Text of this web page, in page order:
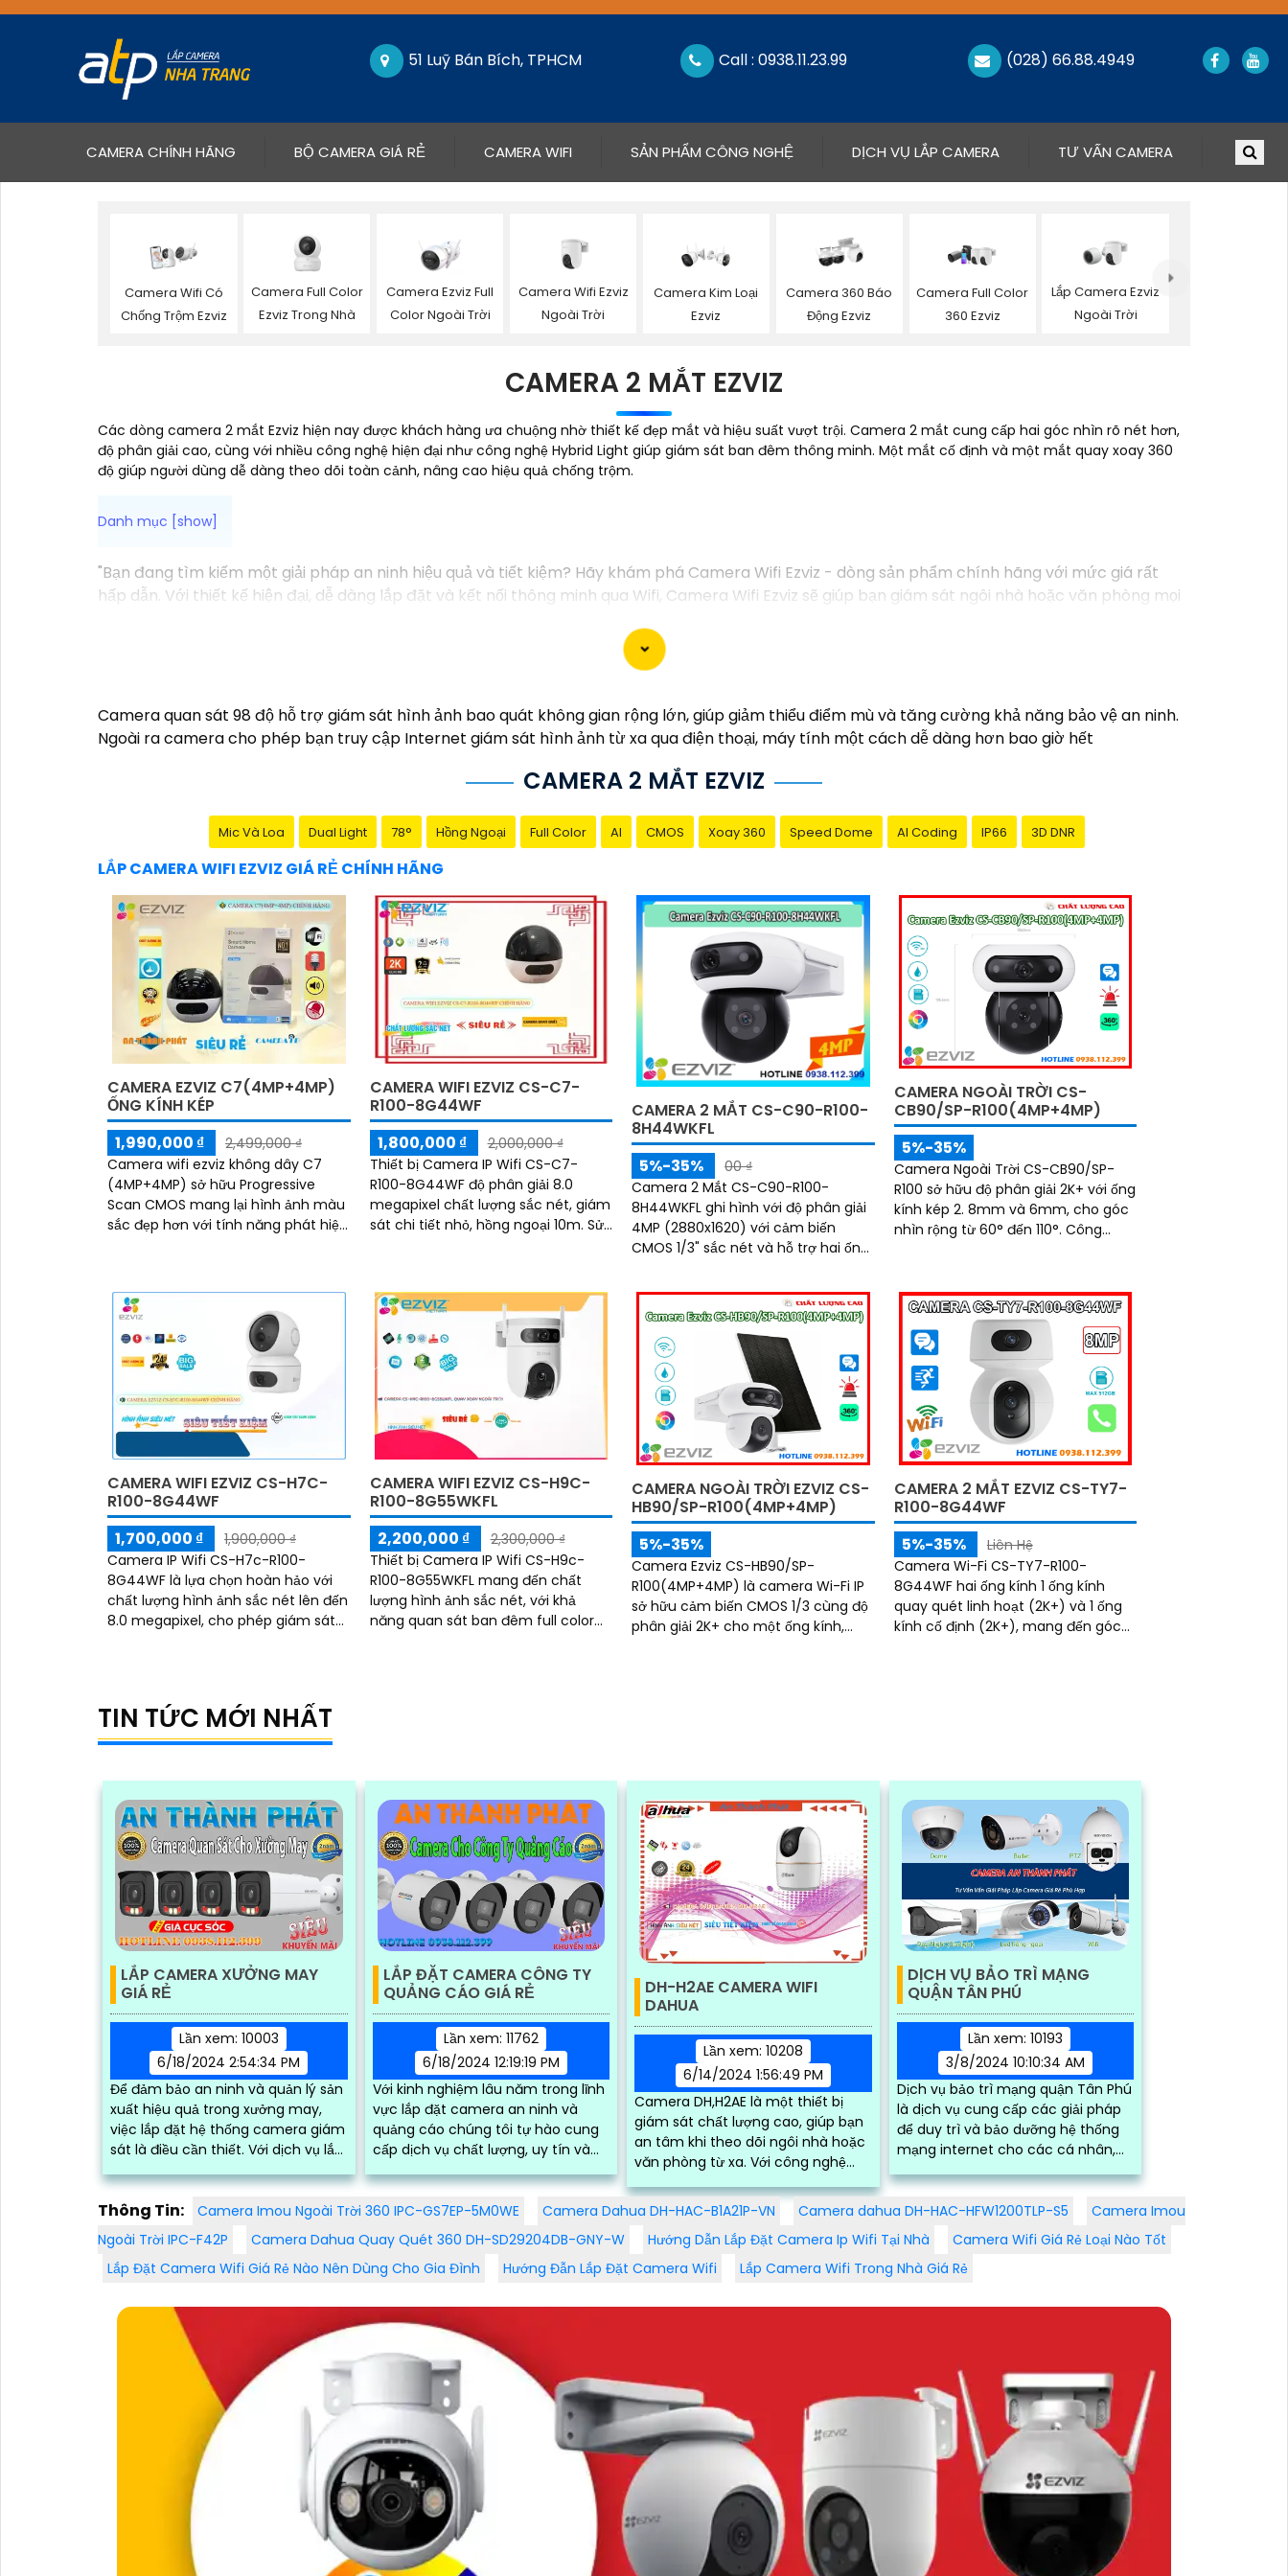
51 Luỹ Bán Bích, TPHCM Call : 0938.11.23.99 (028) 66.88.4949
CAMERA CHÍNH HÃNG(CURRENT)BỘ CAMERA GIÁ RẺ CAMERA WIFI SẢN PHẨM CÔNG NGHỆ DỊCH VỤ LẮP CAMERA TƯ VẤN CAMERA
Camera Wifi Có
Chống Trộm Ezviz
Camera Full Color
Ezviz Trong Nhà
Camera Ezviz Full
Color Ngoài Trời
Camera Wifi Ezviz
Ngoài Trời
Camera Kim Loại
Ezviz
Camera 360 Báo
Động Ezviz
Camera Full Color
360 Ezviz
Lắp Camera Ezviz
Ngoài Trời
CAMERA 2 MẮT EZVIZ
Các dòng camera 2 mắt Ezviz hiện nay được khách hàng ưa chuộng nhờ thiết kế đẹp mắt và hiệu suất vượt trội. Camera 2 mắt cung cấp hai góc nhìn rõ nét hơn,
độ phân giải cao, cùng với nhiều công nghệ hiện đại như công nghệ Hybrid Light giúp giám sát ban đêm thông minh. Một mắt cố định và một mắt quay xoay 360
độ giúp người dùng dễ dàng theo dõi toàn cảnh, nâng cao hiệu quả chống trộm.
"Bạn đang tìm kiếm một giải pháp an ninh hiệu quả và tiết kiệm? Hãy khám phá Camera Wifi Ezviz - dòng sản phẩm chính hãng với mức giá rất
hấp dẫn. Với thiết kế hiện đại, dễ dàng lắp đặt và kết nối thông minh qua Wifi, Camera Wifi Ezviz sẽ giúp bạn giám sát ngôi nhà hoặc văn phòng mọi
Không chỉ vậy, sản phẩm cũng mang lại chất lượng hình ảnh sắc nét và độ phân giải cao, cho phép bạn theo dõi mọi hoạt động một cách dễ dàng.
Đừng bỏ lỡ cơ hội sở hữu Camera Wifi Ezviz giá rẻ chính hãng để bảo vệ tài sản và gia đình của bạn ngay hôm nay!"
Camera quan sát 98 độ hỗ trợ giám sát hình ảnh bao quát không gian rộng lớn, giúp giảm thiểu điểm mù và tăng cường khả năng bảo vệ an ninh.
Ngoài ra camera cho phép bạn truy cập Internet giám sát hình ảnh từ xa qua điện thoại, máy tính một cách dễ dàng hơn bao giờ hết
CAMERA 2 MẮT EZVIZ
Mic Và Loa Dual Light 78° Hồng Ngoại Full Color AI CMOS Xoay 360 Speed Dome AI Coding IP66 3D DNR
LẮP CAMERA WIFI EZVIZ GIÁ RẺ CHÍNH HÃNG
CAMERA EZVIZ C7(4MP+4MP)
ỐNG KÍNH KÉP
1,990,000 ₫
2,499,000 ₫
Camera wifi ezviz không dây C7
(4MP+4MP) sở hữu Progressive
Scan CMOS mang lại hình ảnh màu
sắc đẹp hơn với tính năng phát hiện
ngoại 10m sự tích hợp của micro và
loa màu sắc sáng đẹp 8.0 MP giúp
phân biệt người một cách chính
xác công nghệ xử lý hình ảnh thiếu
sáng cùng hồng ngoại Smart IR ban
đêm mang lại chất lượng ảnh rõ nét
và sắc sảo
CAMERA WIFI EZVIZ CS-C7-
R100-8G44WF
1,800,000 ₫
2,000,000 ₫
Thiết bị Camera IP Wifi CS-C7-
R100-8G44WF độ phân giải 8.0
megapixel chất lượng sắc nét, giám
sát chi tiết nhỏ, hồng ngoại 10m. Sử
CAMERA 2 MẮT CS-C90-R100-
8H44WKFL
5%-35%
00 ₫
Camera 2 Mắt CS-C90-R100-
8H44WKFL ghi hình với độ phân giải
4MP (2880x1620) với cảm biến
CMOS 1/3" sắc nét và hỗ trợ hai ống
ban đêm IR 30m và ban...
CAMERA NGOÀI TRỜI CS-
CB90/SP-R100(4MP+4MP)
5%-35%
Camera Ngoài Trời CS-CB90/SP-
R100 sở hữu độ phân giải 2K+ với ống
kính kép 2. 8mm và 6mm, cho góc
nhìn rộng từ 60° đến 110°. Công
CAMERA WIFI EZVIZ CS-H7C-
R100-8G44WF
1,700,000 ₫
1,900,000 ₫
Camera IP Wifi CS-H7c-R100-
8G44WF là lựa chọn hoàn hảo với
chất lượng hình ảnh sắc nét lên đến
8.0 megapixel, cho phép giám sát
CAMERA WIFI EZVIZ CS-H9C-
R100-8G55WKFL
2,200,000 ₫
2,300,000 ₫
Thiết bị Camera IP Wifi CS-H9c-
R100-8G55WKFL mang đến chất
lượng hình ảnh sắc nét, với khả
năng quan sát ban đêm full color
CAMERA NGOÀI TRỜI EZVIZ CS-
HB90/SP-R100(4MP+4MP)
5%-35%
Camera Ezviz CS-HB90/SP-
R100(4MP+4MP) là camera Wi-Fi IP
sở hữu cảm biến CMOS 1/3 cùng độ
phân giải 2K+ cho một ống kính,
CAMERA 2 MẮT EZVIZ CS-TY7-
R100-8G44WF
5%-35%
Liên Hệ
Camera Wi-Fi CS-TY7-R100-
8G44WF hai ống kính 1 ống kính
quay quét linh hoạt (2K+) và 1 ống
kính cố định (2K+), mang đến góc
TIN TỨC MỚI NHẤT
LẮP CAMERA XƯỞNG MAY
GIÁ RẺ
Lần xem: 10003
6/18/2024 2:54:34 PM
Để đảm bảo an ninh và quản lý sản
xuất hiệu quả trong xưởng may,
việc lắp đặt hệ thống camera giám
sát là điều cần thiết. Với dịch vụ lắp
camera xưởng may giá rẻ của
chúng tôi,...
LẮP ĐẶT CAMERA CÔNG TY
QUẢNG CÁO GIÁ RẺ
Lần xem: 11762
6/18/2024 12:19:19 PM
Với kinh nghiệm lâu năm trong lĩnh
vực lắp đặt camera an ninh và
quảng cáo chúng tôi tự hào cung
cấp dịch vụ chất lượng, uy tín và
giá cả phải chăng. Đội ngũ kỹ thuật
viên chuyên...
DH-H2AE CAMERA WIFI
DAHUA
Lần xem: 10208
6/14/2024 1:56:49 PM
Camera DH,H2AE là một thiết bị
giám sát chất lượng cao, giúp bạn
an tâm khi theo dõi ngôi nhà hoặc
văn phòng từ xa. Với công nghệ
kết nối và kiểm soát từ xa thông
qua ứng dụng di động chỉ bằng vài
thao tác đơn giản
DỊCH VỤ BẢO TRÌ MẠNG
QUẬN TÂN PHÚ
Lần xem: 10193
3/8/2024 10:10:34 AM
Dịch vụ bảo trì mạng quận Tân Phú
là dịch vụ cung cấp các giải pháp
để duy trì và bảo dưỡng hệ thống
mạng internet cho các cá nhân,
doanh nghiệp, tổ chức tại quận
Tân Phú, thành...
Thông Tin: Camera Imou Ngoài Trời 360 IPC-GS7EP-5M0WE Camera Dahua DH-HAC-B1A21P-VN Camera dahua DH-HAC-HFW1200TLP-S5
Camera Imou
Ngoài Trời IPC-F42P
Camera Dahua Quay Quét 360 DH-SD29204DB-GNY-W Hướng Dẫn Lắp Đặt Camera Ip Wifi Tại Nhà
Camera Wifi Giá Rẻ Loại Nào Tốt
Lắp Đặt Camera Wifi Giá Rẻ Nào Nên Dùng Cho Gia Đình
Hướng Đẫn Lắp Đặt Camera Wifi Lắp Camera Wifi Trong Nhà Giá Rẻ